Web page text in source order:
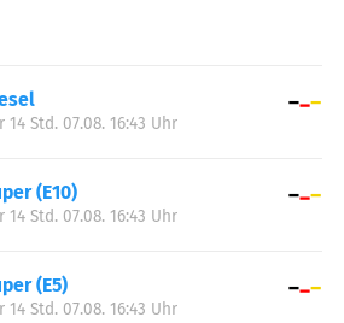
00:00-24:00
00:00-24:00
14 Std. 07.08. 16:43 Uhr
(E10)
14 Std. 07.08. 16:43 Uhr
(E5)
14 Std. 07.08. 16:43 Uhr